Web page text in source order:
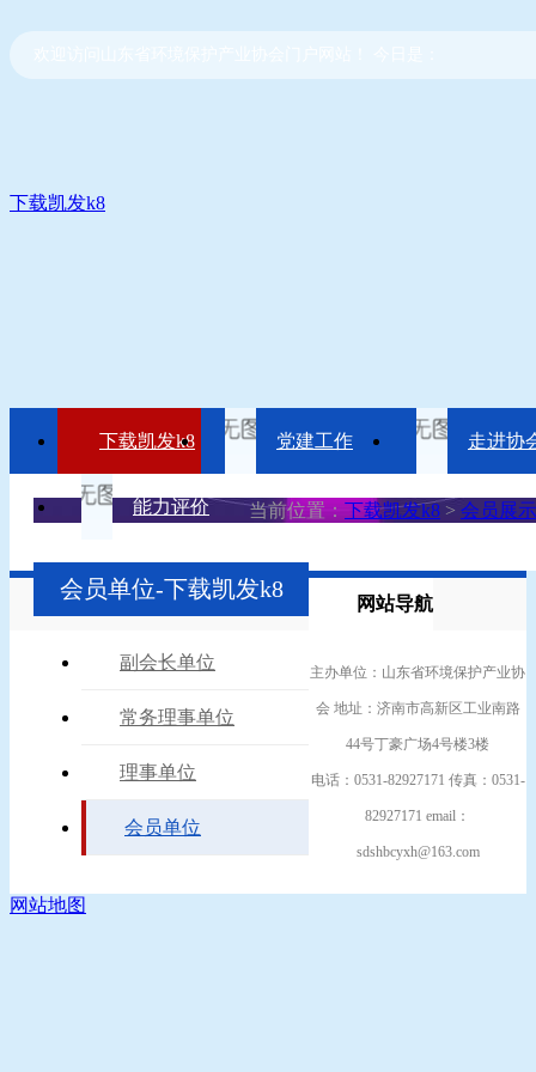
下载凯发k8
下载凯发k8 党建工作 走进协
能力评价 当前位置： 下载凯发k8 > 会员展示
会员单位-下载凯发k8
副会长单位
常务理事单位
理事单位
会员单位
网站导航
主办单位：山东省环境保护产业协
会 地址：济南市高新区工业南路
44号丁豪广场4号楼3楼
电话：0531-82927171 传真：0531-
82927171 email：
sdshbcyxh@163.com
网站地图